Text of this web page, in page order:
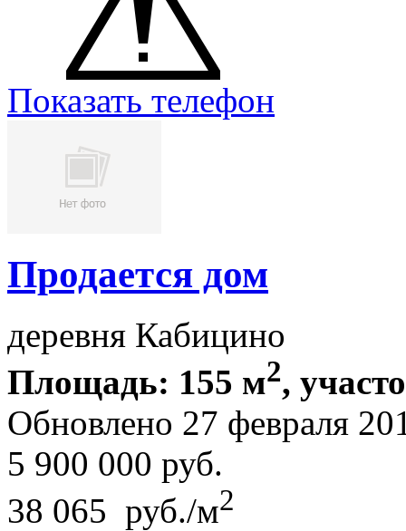
Показать телефон
Продается дом
деревня Кабицино
Площадь: 155 м2,
Обновлено 27 февраля
5 900 000 руб.
38 065 руб./м2